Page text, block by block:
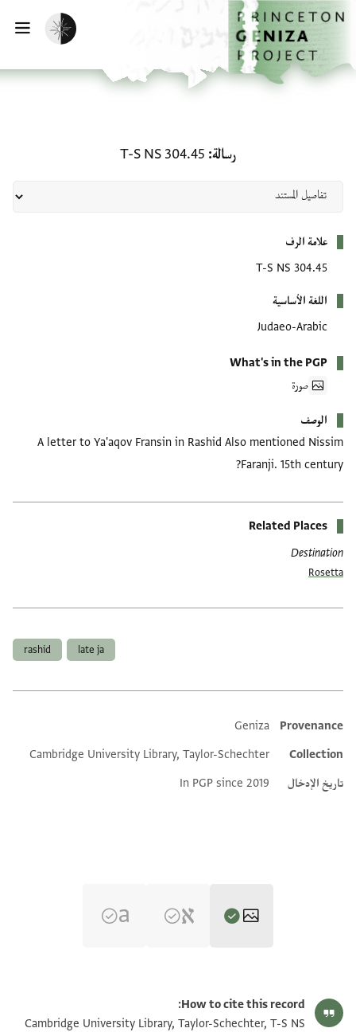
إلى المحتوى الرئيسي
الرئيسية
تفعيل الوضع المظلم
رسالة T-S NS 304.45
علامة الرف
T-S NS 304.45
اللغة الأساسية
Judaeo-Arabic
What's in the PGP
صورة
الوصف
A letter to Ya'aqov Fransin in Rashid Also mentioned Nissim
Faranji. 15th century?
Related Places
Destination
Rosetta
late ja
rashid
Additional metadata
Provenance
Geniza
Collection
Cambridge University Library, Taylor-Schechter
تاريخ الإدخال
In PGP since 2019
T-S NS 304.45 1v تكبير و تدوير
How to cite this record:
Cambridge University Library, Taylor-Schechter, T-S NS